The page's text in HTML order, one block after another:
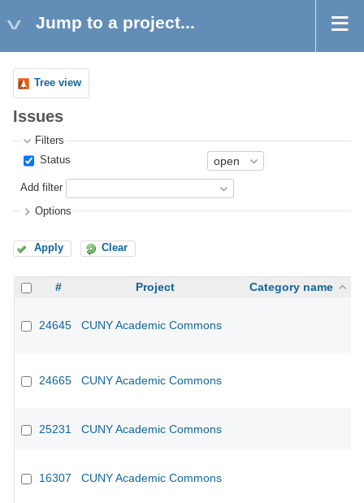
Jump to a project...
Tree view
Issues
Filters
Status
Add filter
Options
Apply Clear
# Project Category name
24645 CUNY Academic Commons
24665 CUNY Academic Commons
25231 CUNY Academic Commons
16307 CUNY Academic Commons